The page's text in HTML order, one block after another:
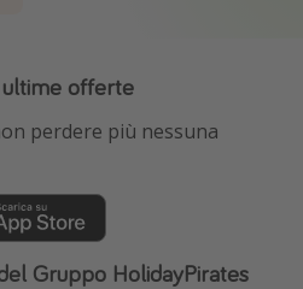
offerte
perdere più nessuna
Gruppo HolidayPirates